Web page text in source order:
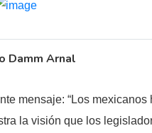
Damm Arnal
mensaje: “Los
la visión que los